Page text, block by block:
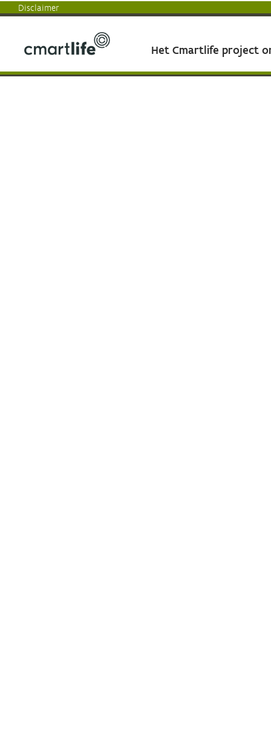
Disclaimer
Het Cmartlife project